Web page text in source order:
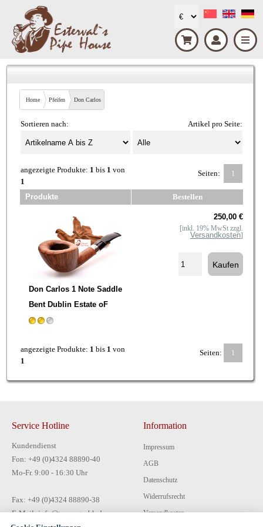
Home Pfeifen Don Carlos
Sortieren nach: Artikel pro Seite:
angezeigte Produkte: 1 bis 1 von
1
Seiten: 1
Produkte Bestellen
Don Carlos 1 Note Saddle
Bent Dublin Estate oF
250,00 €
[inkl. 19% MwSt zzgl.
Versandkosten]
angezeigte Produkte: 1 bis 1 von
1
Seiten: 1
Service Hotline
Kundendienst
Fon: +49 (0)4324 88890-40
Mo-Fr. 9:00 - 16:30 Uhr
Fax: +49 (0)4324 88890-38
E-Mail: info@tecon-gmbh.de
Information
Impressum
AGB
Datenschutz
Widerrufsrecht
Versandkosten